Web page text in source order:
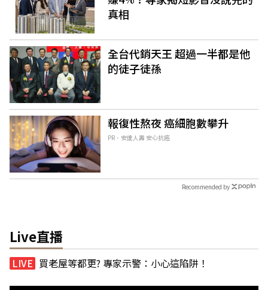
真相
全台代銷天王 超過一半都是他
的徒子徒孫
報復性熬夜 癌細胞數攀升
PR．安達人壽 安心抗癌
Recommended by
Live直播
買老屋等都更? 專家示警：小心這陷阱！